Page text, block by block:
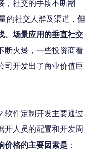
，社交的手段不断翻
的社交人群及渠道， 但
、场景应用的垂直社交
断火爆，一些投资商看
司开发出了商业价值巨
软件定制开发主要通过
开人员的配置和开发周
价格的主要因素是 ：